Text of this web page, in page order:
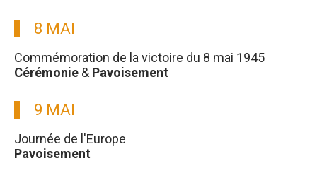
8 MAI
Commémoration de la victoire du 8 mai 1945
Cérémonie & Pavoisement
9 MAI
Journée de l'Europe
Pavoisement